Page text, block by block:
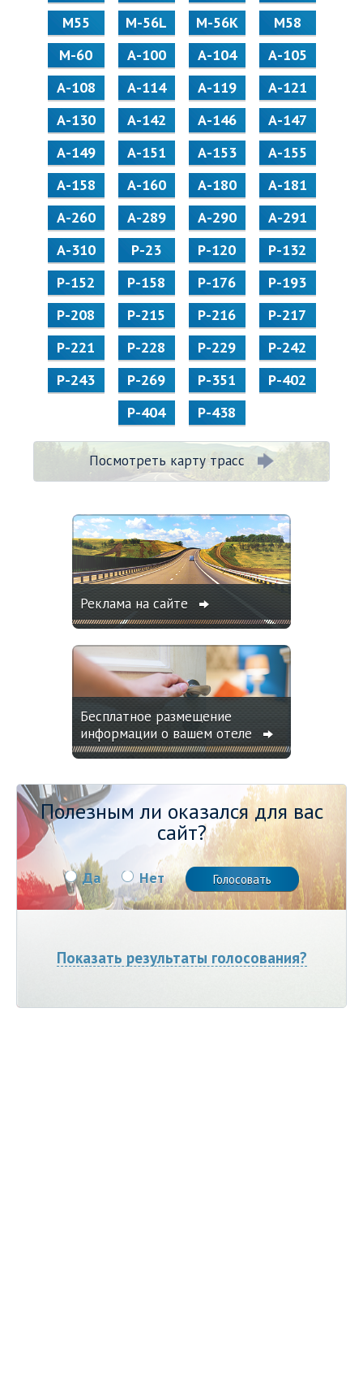
М55
M-56L M-56K
М58
M-60
А-100 А-104
А-105
А-108
А-114 А-119
А-121
А-130
А-142 А-146
А-147
А-149
А-151 А-153
А-155
А-158
А-160 А-180
А-181
А-260
А-289 А-290
А-291
А-310
Р-23 Р-120
Р-132
Р-152
Р-158 Р-176
Р-193
Р-208
Р-215 Р-216
Р-217
Р-221
Р-228 Р-229
Р-242
Р-243
Р-269 Р-351
Р-402
Р-404
Р-438
Посмотреть карту трасс
Реклама на сайте
Бесплатное размещение
информации о вашем отеле
Полезным ли оказался для вас
сайт?
Да Нет
Показать результаты голосования?